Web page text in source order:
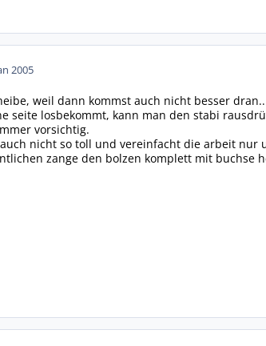
2005
weil dann kommst auch nicht besser dran..
seite losbekommt, kann man den stabi
vorsichtig.
nicht so toll und vereinfacht die arbeit nur
zange den bolzen komplett mit buchse